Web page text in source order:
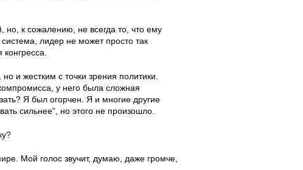
к сожалению, не всегда то, что ему
лидер не может просто так
и жестким с точки зрения политики.
у него была сложная
Я был огорчен. Я и многие другие
сильнее”, но этого не произошло.
Мой голос звучит, думаю, даже громче,